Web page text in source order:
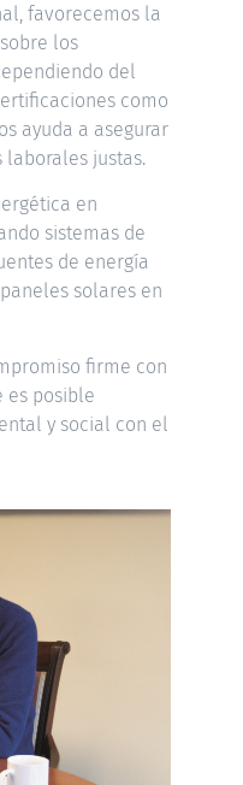
favorecemos la
los
del
como
ayuda a asegurar
laborales justas.
en
sistemas de
de energía
solares en
firme con
es posible
y social con el